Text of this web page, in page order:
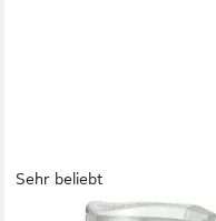
Sehr beliebt